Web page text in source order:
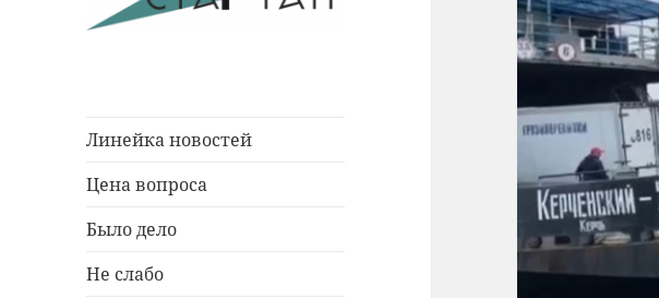
Линейка новостей
Цена вопроса
Было дело
Не слабо